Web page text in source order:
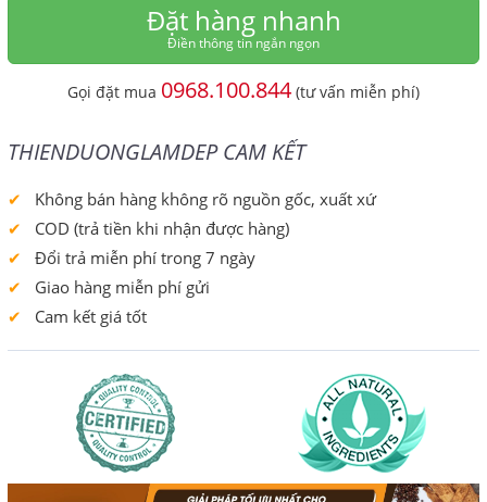
Đặt hàng nhanh
Điền thông tin ngắn ngọn
Gọi đặt mua 0968.100.844 (tư vấn miễn phí)
THIENDUONGLAMDEP CAM KẾT
Không bán hàng không rõ nguồn gốc, xuất xứ
COD (trả tiền khi nhận được hàng)
Đổi trả miễn phí trong 7 ngày
Giao hàng miễn phí gửi
Cam kết giá tốt